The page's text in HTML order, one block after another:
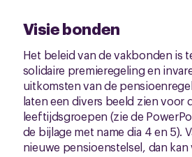
Visie bonden
Het beleid van de vakbonden is
solidaire premieregeling en
uitkomsten van de
laten een divers beeld zien voor
leeftijdsgroepen (zie de
de bijlage met name dia 4 en 5).
nieuwe pensioenstelsel, dan